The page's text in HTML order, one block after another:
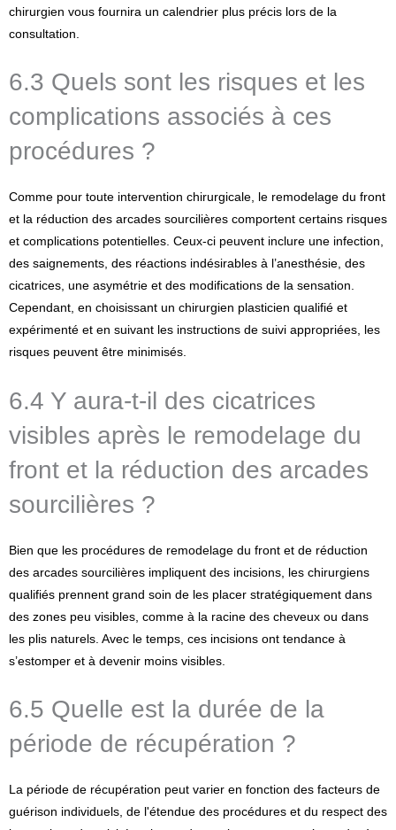
chirurgien vous fournira un calendrier plus précis lors de la
consultation.
6.3 Quels sont les risques et les
complications associés à ces
procédures ?
Comme pour toute intervention chirurgicale, le remodelage du front
et la réduction des arcades sourcilières comportent certains risques
et complications potentielles. Ceux-ci peuvent inclure une infection,
des saignements, des réactions indésirables à l’anesthésie, des
cicatrices, une asymétrie et des modifications de la sensation.
Cependant, en choisissant un chirurgien plasticien qualifié et
expérimenté et en suivant les instructions de suivi appropriées, les
risques peuvent être minimisés.
6.4 Y aura-t-il des cicatrices
visibles après le remodelage du
front et la réduction des arcades
sourcilières ?
Bien que les procédures de remodelage du front et de réduction
des arcades sourcilières impliquent des incisions, les chirurgiens
qualifiés prennent grand soin de les placer stratégiquement dans
des zones peu visibles, comme à la racine des cheveux ou dans
les plis naturels. Avec le temps, ces incisions ont tendance à
s’estomper et à devenir moins visibles.
6.5 Quelle est la durée de la
période de récupération ?
La période de récupération peut varier en fonction des facteurs de
guérison individuels, de l'étendue des procédures et du respect des